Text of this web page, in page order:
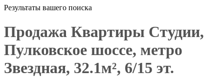
Результаты вашего поиска
Продажа Квартиры Студии,
Пулковское шоссе, метро
Звездная, 32.1м², 6/15 эт.